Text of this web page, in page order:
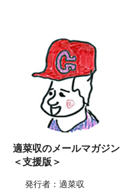
適菜収のメールマガジン
＜支援版＞
発行者：適菜収